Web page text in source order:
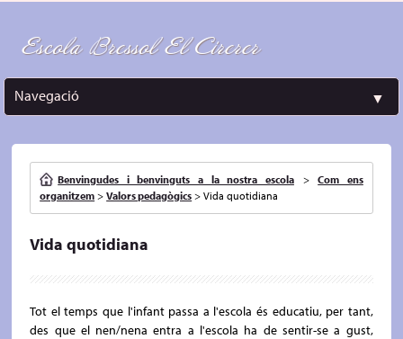
Escola Bressol El Cirerer
Navegació ▼
Benvingudes i benvinguts a la nostra escola>Com ens
organitzem >Valors pedagògics >Vida quotidiana
Vida quotidiana
Tot el temps que l'infant passa a l'escola és educatiu, per tant,
des que el nen/nena entra a l'escola ha de sentir-se a gust,